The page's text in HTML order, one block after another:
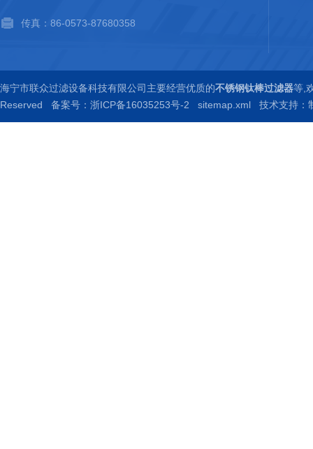
传真：86-0573-87680358
海宁市联众过滤设备科技有限公司主要经营优质的不锈钢钛棒过滤器等,
Reserved 备案号：浙ICP备16035253号-2 sitemap.xml 技术支持：